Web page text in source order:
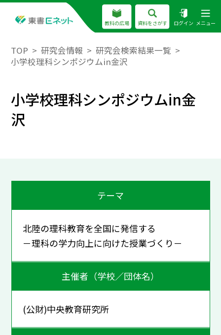
教科の広場 資料をさがす ログイン メニュー
TOP 研究会情報
研究会検索結果一覧
小学校理科シンポジウムin金沢
小学校理科シンポジウムin金
沢
テーマ
北陸の理科教育を全国に発信する
－理科の学力向上に向けた授業づくり－
主催者（学校／団体名）
(公財)中央教育研究所